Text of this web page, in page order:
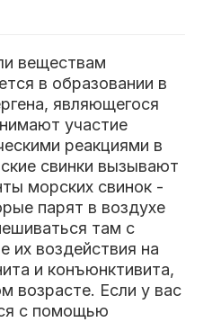
веществам
в образовании в
являющегося
участие
реакциями в
свинки вызывают
морских свинок -
парят в воздухе
там с
их воздействия на
и конъюнктивита,
возрасте. Если у вас
с помощью